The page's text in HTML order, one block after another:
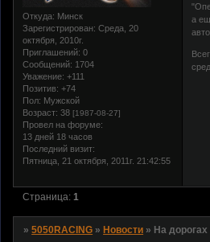
Откуда: Минск
Зарегистрирован: Среда, 20
октября, 2010г.
Приглашений: 0
Сообщений: 1704
Уважение: +111
Позитив: +74
Пол: Мужской
Возраст: 38 [1987-08-27]
Провел на форуме:
13 дней 18 часов
Последний визит:
Пятница, 21 октября, 2011г. 21:42:55
а
Страница: 1
»5050RACING » Новости » На